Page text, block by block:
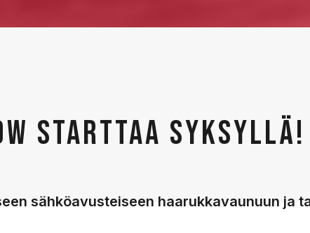
STARTTAA SYKSYLLÄ!
sähköavusteiseen haarukkavaunuun ja